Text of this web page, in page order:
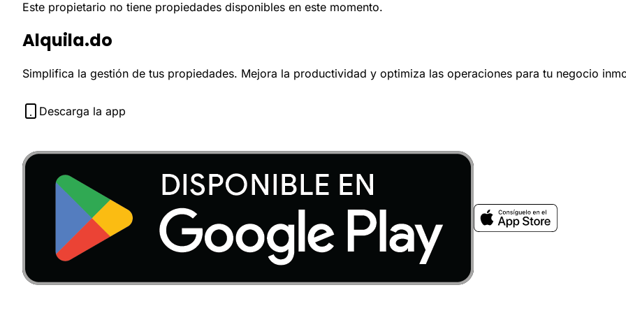
Este propietario no tiene propiedades disponibles en este momento.
Alquila.do
Simplifica la gestión de tus propiedades. Mejora la productividad y optimiza las operaciones para tu negocio
Descarga la app